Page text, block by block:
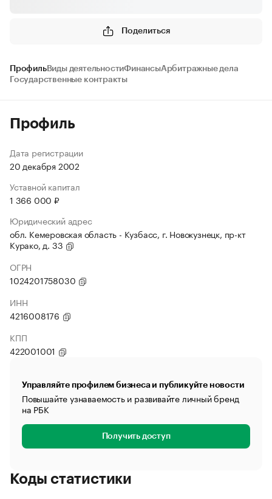
Поделиться
ПрофильВиды деятельностиФинансыАрбитражные дела
Государственные контракты
Профиль
Дата регистрации
20 декабря 2002
Уставной капитал
1 366 000 ₽
Юридический адрес
обл. Кемеровская область - Кузбасс, г. Новокузнецк, пр-кт
Курако, д. 33
ОГРН
1024201758030
ИНН
4216008176
КПП
422001001
Управляйте профилем бизнеса и публикуйте новости
Повышайте узнаваемость и развивайте личный бренд
на РБК
Получить доступ
Коды статистики